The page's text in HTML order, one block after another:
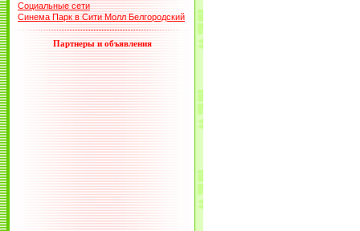
Социальные сети
Синема Парк в Сити Молл Белгородский
Партнеры и объявления